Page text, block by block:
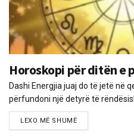
Horoskopi për ditën e
Dashi Energjia juaj do të jetë në
përfundoni një detyrë të
LEXO MË SHUMË